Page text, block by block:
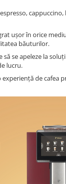
ușor în orice
băuturilor.
se apeleze la
lucru.
de cafea